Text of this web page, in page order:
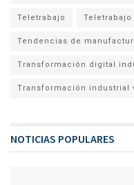
Teletrabajo
Tendencias de
Transformación digital
Transformación industrial
NOTICIAS POPULARES